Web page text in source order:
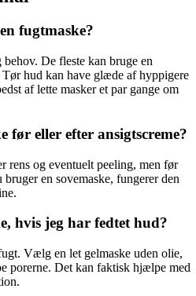
fugtmaske?
De fleste kan bruge en
hud kan have glæde af hyppigere
af lette masker et par gange om
før eller efter ansigtscreme?
rens og eventuelt peeling, men før
en sovemaske, fungerer den
hvis jeg har fedtet hud?
Vælg en let gelmaske uden olie,
porerne. Det kan faktisk hjælpe med